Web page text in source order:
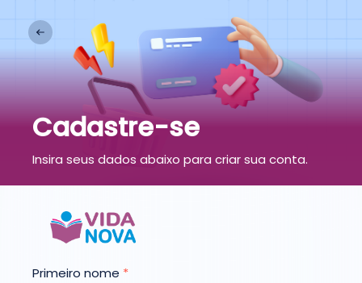
Cadastre-se
Insira seus dados abaixo para criar sua conta.
Primeiro nome *